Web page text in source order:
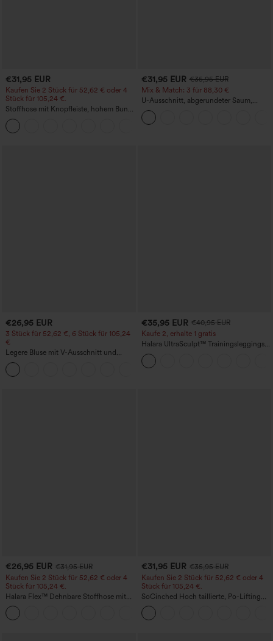
€31,95 EUR
Kaufen Sie 2 Stück für 52,62 € oder 4
Stück für 105,24 €.
Stoffhose mit Knopfleiste, hohem Bund,
mehreren Taschen und geradem Bein
€31,95 EUR €35,95 EUR
Mix & Match: 3 für 88,30 €
U-Ausschnitt, abgerundeter Saum,
InstantCool Yoga-Trägertop – UPF50+
€26,95 EUR
3 Stück für 52,62 €, 6 Stück für 105,24
€
Legere Bluse mit V-Ausschnitt und
kurzen Puffärmeln
€35,95 EUR €40,95 EUR
Kaufe 2, erhalte 1 gratis
Halara UltraSculpt™ Trainingsleggings
mit hohem Bund – raffende Push-up-
Po-Form, Bauchkontrolle, Taschen und
formende Passform
€26,95 EUR €31,95 EUR
Kaufen Sie 2 Stück für 52,62 € oder 4
Stück für 105,24 €.
Halara Flex™ Dehnbare Stoffhose mit
hohem Bund, Waffelmuster,
Seitentaschen und weitem Bein
€31,95 EUR €35,95 EUR
Kaufen Sie 2 Stück für 52,62 € oder 4
Stück für 105,24 €.
SoCinched Hoch taillierte, Po-Lifting
7/8-Trainingsleggings mit
Bauchkontrolle und Seitentaschen